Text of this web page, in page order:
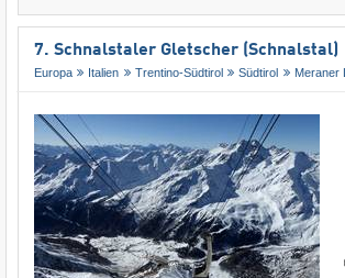
7. Schnalstaler Gletscher (Schnalstal)
Europa Italien Trentino-Südtirol Südtirol Meraner